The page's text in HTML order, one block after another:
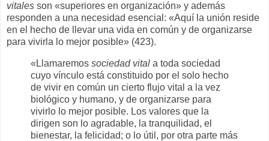
vitales son «superiores en organización» y además
responden a una necesidad esencial: «Aquí la unión reside
en el hecho de llevar una vida en común y de organizarse
para vivirla lo mejor posible» (423).
«Llamaremos sociedad vital a toda sociedad
cuyo vínculo está constituido por el solo hecho
de vivir en común un cierto flujo vital a la vez
biológico y humano, y de organizarse para
vivirlo lo mejor posible. Los valores que la
dirigen son lo agradable, la tranquilidad, el
bienestar, la felicidad; o lo útil, por otra parte más